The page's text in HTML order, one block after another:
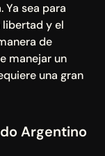
Ya sea para
y el
de
manejar un
una gran
Argentino